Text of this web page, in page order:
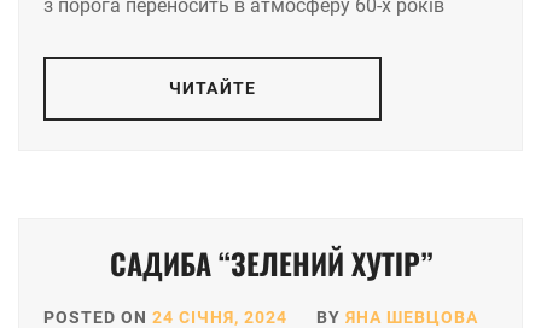
з порога переносить в атмосферу 60-х років
ЧИТАЙТЕ
САДИБА “ЗЕЛЕНИЙ ХУТІР”
POSTED ON 24 СІЧНЯ, 2024 BY ЯНА ШЕВЦОВА